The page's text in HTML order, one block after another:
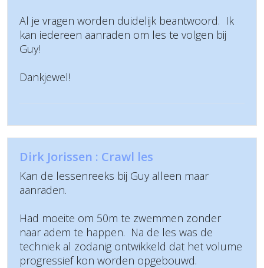
Al je vragen worden duidelijk beantwoord. Ik
kan iedereen aanraden om les te volgen bij
Guy!
Dankjewel!
Dirk Jorissen : Crawl les
Kan de lessenreeks bij Guy alleen maar
aanraden.
Had moeite om 50m te zwemmen zonder
naar adem te happen. Na de les was de
techniek al zodanig ontwikkeld dat het volume
progressief kon worden opgebouwd.